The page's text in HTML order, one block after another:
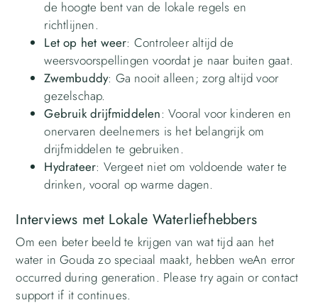
de hoogte bent van de lokale regels en
richtlijnen.
Let op het weer: Controleer altijd de
weersvoorspellingen voordat je naar buiten gaat.
Zwembuddy: Ga nooit alleen; zorg altijd voor
gezelschap.
Gebruik drijfmiddelen: Vooral voor kinderen en
onervaren deelnemers is het belangrijk om
drijfmiddelen te gebruiken.
Hydrateer: Vergeet niet om voldoende water te
drinken, vooral op warme dagen.
Interviews met Lokale Waterliefhebbers
Om een beter beeld te krijgen van wat tijd aan het
water in Gouda zo speciaal maakt, hebben weAn error
occurred during generation. Please try again or contact
support if it continues.